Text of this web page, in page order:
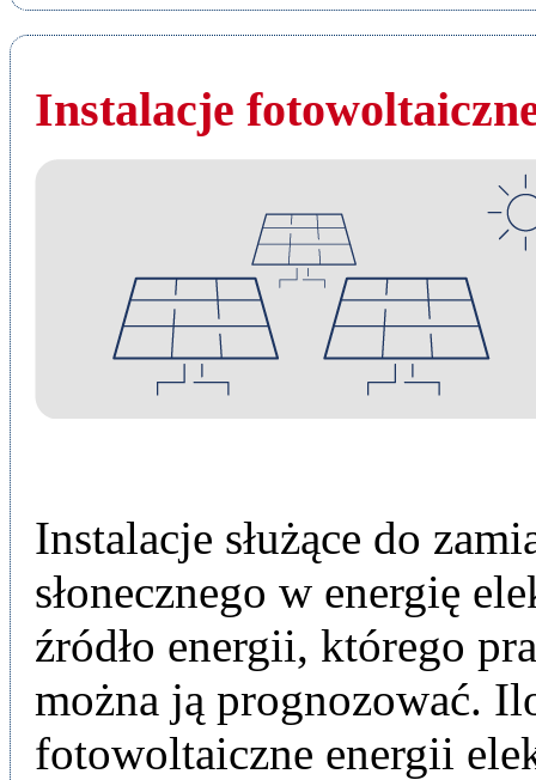
Instalacje
Instalacje służące do
słonecznego w energię
źródło energii, którego
można ją prognozować.
fotowoltaiczne energii